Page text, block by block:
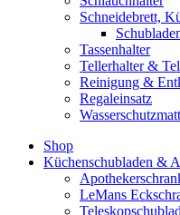
Schneidebrett,
Tassenhalter
Tellerhalter &
Reinigung &
Regaleinsatz
Shop
Küchenschubladen &
LeMans